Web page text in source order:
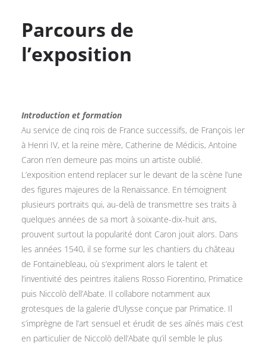
Parcours de
l’exposition
Introduction et formation
Au service de cinq rois de France successifs, de François Ier
à Henri IV, et la reine mère, Catherine de Médicis, Antoine
Caron n’en demeure pas moins un artiste oublié.
L’exposition entend replacer sur le devant de la scène l’une
des figures majeures de la Renaissance. En témoignent
plusieurs portraits qui, au-delà de transmettre ses traits à
quelques années de sa mort à soixante-dix-huit ans,
prouvent surtout la popularité dont Caron jouit alors. Dans
les années 1540, il se forme sur les chantiers du château
de Fontainebleau, où s’expriment alors le talent et
l’inventivité des peintres italiens Rosso Fiorentino, Primatice
puis Niccolò dell’Abate. Il collabore notamment aux
grotesques de la galerie d’Ulysse conçue par Primatice. Il
s’imprègne de l’art sensuel et érudit de ses aînés mais c’est
en particulier de Niccolò dell’Abate qu’il semble le plus